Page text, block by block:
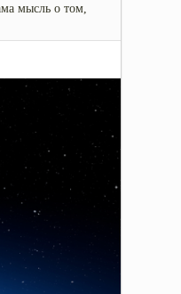
мысль о том,